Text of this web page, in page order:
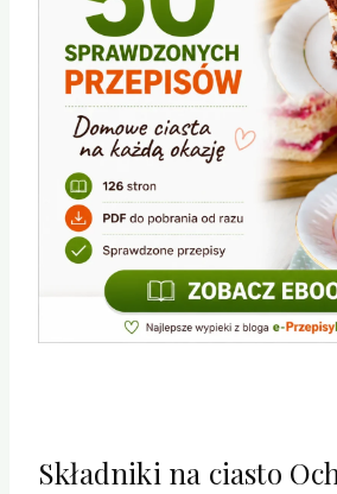
Składniki na ciasto